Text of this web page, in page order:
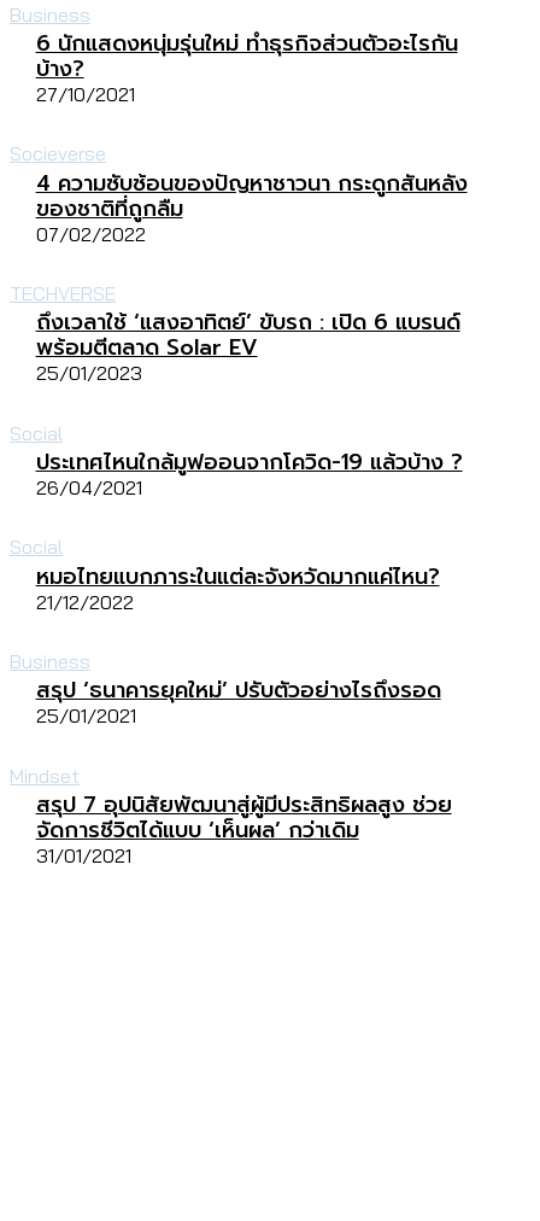
Business
6 นักแสดงหนุ่มรุ่นใหม่ ทำธุรกิจส่วนตัวอะไรกัน
บ้าง?
27/10/2021
Socieverse
4 ความซับซ้อนของปัญหาชาวนา กระดูกสันหลัง
ของชาติที่ถูกลืม
07/02/2022
TECHVERSE
ถึงเวลาใช้ ‘แสงอาทิตย์’ ขับรถ : เปิด 6 แบรนด์
พร้อมตีตลาด Solar EV
25/01/2023
Social
ประเทศไหนใกล้มูฟออนจากโควิด-19 แล้วบ้าง ?
26/04/2021
Social
หมอไทยแบกภาระในแต่ละจังหวัดมากแค่ไหน?
21/12/2022
Business
สรุป ‘ธนาคารยุคใหม่’ ปรับตัวอย่างไรถึงรอด
25/01/2021
Mindset
สรุป 7 อุปนิสัยพัฒนาสู่ผู้มีประสิทธิผลสูง ช่วย
จัดการชีวิตได้แบบ ‘เห็นผล’ กว่าเดิม
31/01/2021